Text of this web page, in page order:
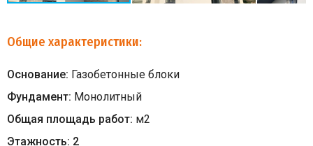
Общие характеристики:
Основание: Газобетонные блоки
Фундамент: Монолитный
Общая площадь работ: м2
Этажность: 2